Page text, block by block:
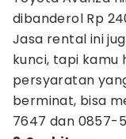
dibanderol Rp
Jasa rental ini
kunci, tapi
persyaratan
berminat, bisa
7647 dan 0857-